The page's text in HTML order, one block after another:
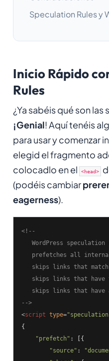
Speculation Rules y
Inicio Rápido
Rules
¿Ya sabéis qué son
¡Genial! Aquí tenéis
para usar y comenzar
elegid el fragmento
colocadlo en el
<head>
(podéis cambiar
eagerness).
<!--
WordPress speculation
prefetches all
skips links that
skips links that have
skips links that have
-->
<script type=
{
"prefetch" : [{
"source" :